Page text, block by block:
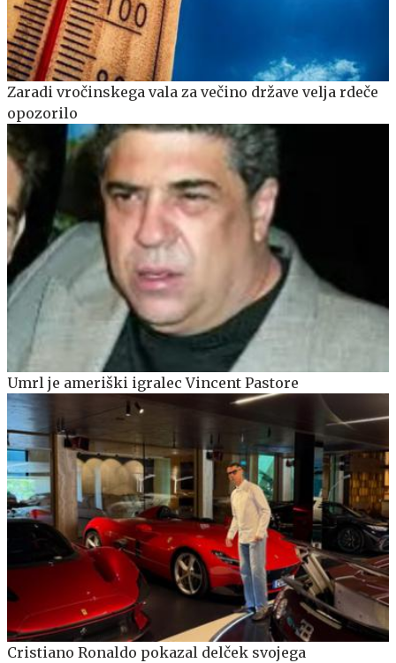
Zaradi vročinskega vala za večino države velja rdeče
opozorilo
Umrl je ameriški igralec Vincent Pastore
Cristiano Ronaldo pokazal delček svojega